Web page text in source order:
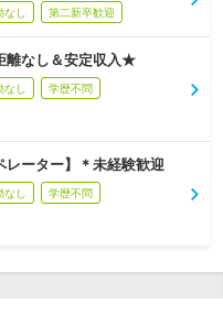
なし 第二新卒歓迎
離なし＆安定収入★
なし 学歴不問
レーター】＊未経験歓迎
なし 学歴不問